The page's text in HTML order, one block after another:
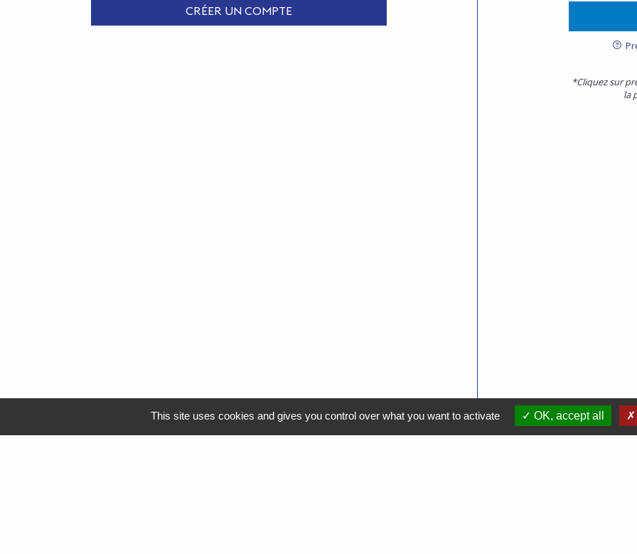
CRÉER UN COMPTE
*Cliquez sur
la
This site uses cookies and gives you control over what you want to activate OK, accept all